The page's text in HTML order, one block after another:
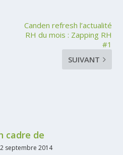
Canden refresh l’actualité
RH du mois : Zapping RH
#1
SUIVANT
cadre de
septembre 2014